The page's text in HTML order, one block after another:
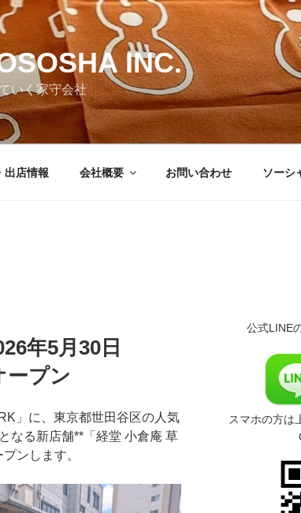
INC.
いく家守会社
出店情報 会社概要 お問い合わせ ソーシ
年5月30日
ープン
」に、東京都世田谷区の人気
なる新店舗**「経堂 小倉庵 草
ンします。
公式LINE
スマホの方は